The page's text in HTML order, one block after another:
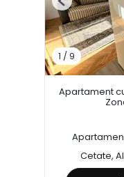
1 /9
Previous
Apartament
Cetate,